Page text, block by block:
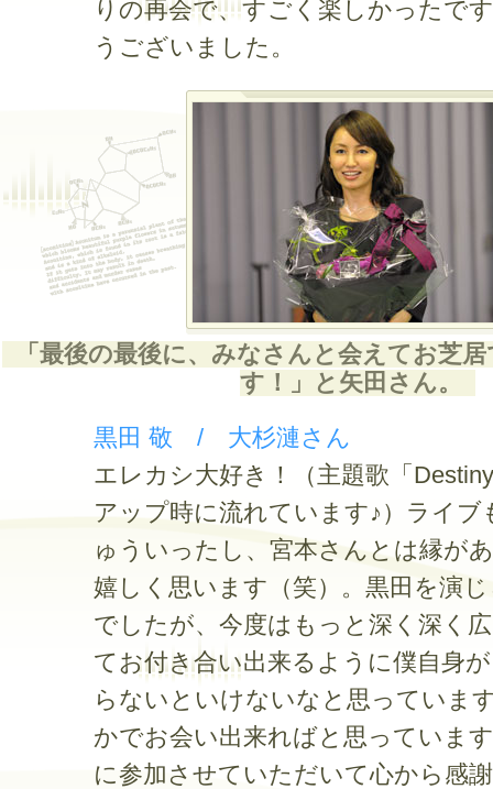
りの再会で、すごく楽しかったで
うございました。
「最後の最後に、みなさんと会えてお芝
す！」と矢田さん。
黒田 敬 / 大杉漣さん
エレカシ大好き！（主題歌「
アップ時に流れています♪）ライブ
ゅういったし、宮本さんとは縁が
嬉しく思います（笑）。黒田を演
でしたが、今度はもっと深く深く
てお付き合い出来るように僕自身
らないといけないなと思っていま
かでお会い出来ればと思っていま
に参加させていただいて心から感